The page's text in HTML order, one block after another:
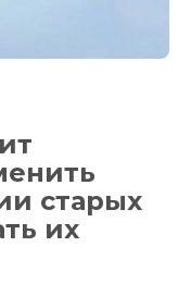
старых
их